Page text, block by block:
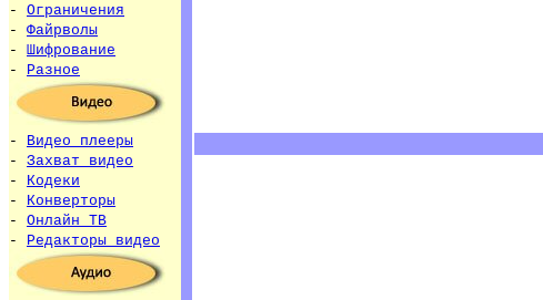
- Ограничения
- Файрволы
- Шифрование
- Разное
- Видео плееры
- Захват видео
- Кодеки
- Конверторы
- Онлайн ТВ
- Редакторы видео